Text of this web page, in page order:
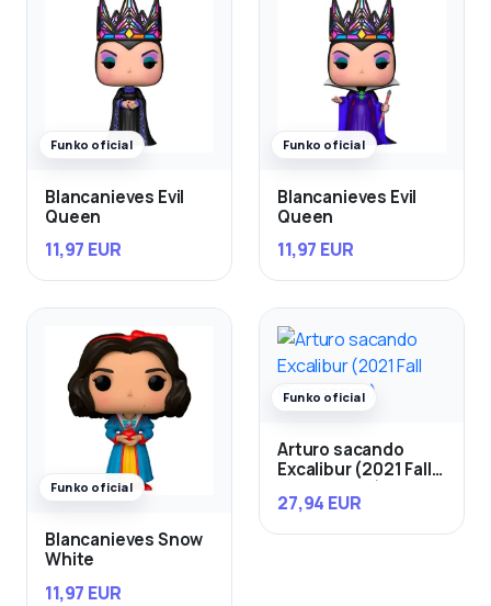
Funko oficial
Blancanieves Evil
Queen
11,97 EUR
Funko oficial
Blancanieves Evil
Queen
11,97 EUR
Funko oficial
Blancanieves Snow
White
11,97 EUR
Funko oficial
Arturo sacando
Excalibur (2021 Fall
27,94 EUR